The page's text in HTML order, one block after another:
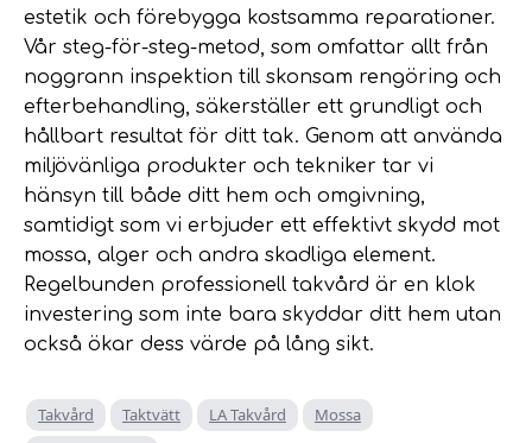
estetik och förebygga kostsamma reparationer.
Vår steg-för-steg-metod, som omfattar allt från
noggrann inspektion till skonsam rengöring och
efterbehandling, säkerställer ett grundligt och
hållbart resultat för ditt tak. Genom att använda
miljövänliga produkter och tekniker tar vi
hänsyn till både ditt hem och omgivning,
samtidigt som vi erbjuder ett effektivt skydd mot
mossa, alger och andra skadliga element.
Regelbunden professionell takvård är en klok
investering som inte bara skyddar ditt hem utan
också ökar dess värde på lång sikt.
Takvård Taktvätt LA Takvård
Mossa